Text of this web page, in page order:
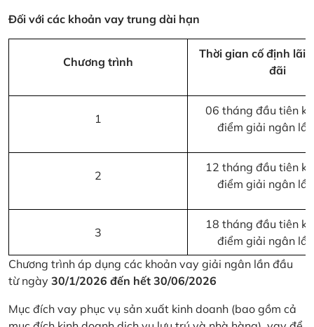
Đối với các khoản vay trung dài hạn
Chương trình
Thời gian cố định lãi
đãi
1
06 tháng đầu tiên
điểm giải ngân
2
12 tháng đầu tiên
điểm giải ngân
3
18 tháng đầu tiên
điểm giải ngân
Chương trình áp dụng các khoản vay giải ngân lần đầu
từ ngày 30/1/2026 đến hết 30/06/2026
Mục đích vay phục vụ sản xuất kinh doanh (bao gồm cả